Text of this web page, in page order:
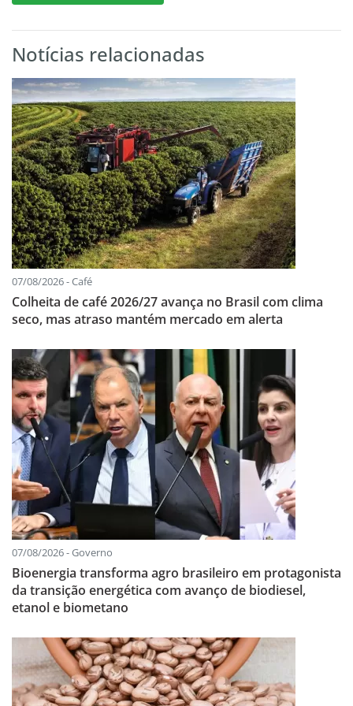
Notícias relacionadas
07/08/2026 - Café
Colheita de café 2026/27 avança no Brasil com clima
seco, mas atraso mantém mercado em alerta
07/08/2026 - Governo
Bioenergia transforma agro brasileiro em protagonista
da transição energética com avanço de biodiesel,
etanol e biometano